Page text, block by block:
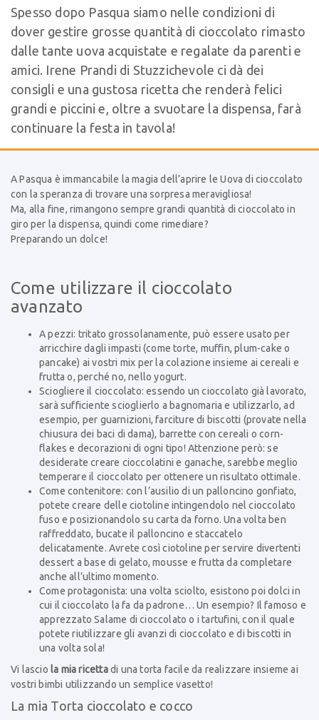
Spesso dopo Pasqua siamo nelle condizioni di
dover gestire grosse quantità di cioccolato rimasto
dalle tante uova acquistate e regalate da parenti e
amici. Irene Prandi di Stuzzichevole ci dà dei
consigli e una gustosa ricetta che renderà felici
grandi e piccini e, oltre a svuotare la dispensa, farà
continuare la festa in tavola!
A Pasqua è immancabile la magia dell’aprire le Uova di cioccolato
con la speranza di trovare una sorpresa meravigliosa!
Ma, alla fine, rimangono sempre grandi quantità di cioccolato in
giro per la dispensa, quindi come rimediare?
Preparando un dolce!
Come utilizzare il cioccolato
avanzato
A pezzi: tritato grossolanamente, può essere usato per
arricchire dagli impasti (come torte, muffin, plum-cake o
pancake) ai vostri mix per la colazione insieme ai cereali e
frutta o, perché no, nello yogurt.
Sciogliere il cioccolato: essendo un cioccolato già lavorato,
sarà sufficiente scioglierlo a bagnomaria e utilizzarlo, ad
esempio, per guarnizioni, farciture di biscotti (provate nella
chiusura dei baci di dama), barrette con cereali o corn-
flakes e decorazioni di ogni tipo! Attenzione però: se
desiderate creare cioccolatini e ganache, sarebbe meglio
temperare il cioccolato per ottenere un risultato ottimale.
Come contenitore: con l’ausilio di un palloncino gonfiato,
potete creare delle ciotoline intingendolo nel cioccolato
fuso e posizionandolo su carta da forno. Una volta ben
raffreddato, bucate il palloncino e staccatelo
delicatamente. Avrete così ciotoline per servire divertenti
dessert a base di gelato, mousse e frutta da completare
anche all’ultimo momento.
Come protagonista: una volta sciolto, esistono poi dolci in
cui il cioccolato la fa da padrone… Un esempio? Il famoso e
apprezzato Salame di cioccolato o i tartufini, con il quale
potete riutilizzare gli avanzi di cioccolato e di biscotti in
una volta sola!
Vi lascio la mia ricettadi una torta facile da realizzare insieme ai
vostri bimbi utilizzando un semplice vasetto!
La mia Torta cioccolato e cocco